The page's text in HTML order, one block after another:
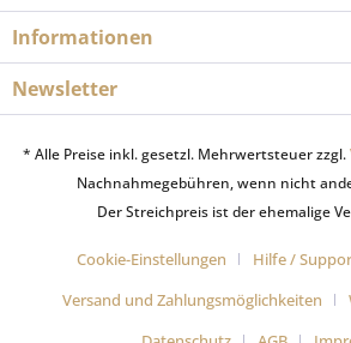
Informationen
Newsletter
* Alle Preise inkl. gesetzl. Mehrwertsteuer zzgl.
Nachnahmegebühren, wenn nicht
Der Streichpreis ist der ehemalige
Cookie-Einstellungen Hilfe /
Versand und Zahlungsmöglichkeiten